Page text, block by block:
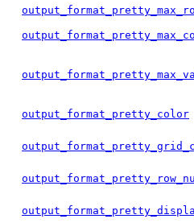
output_format_pretty_color